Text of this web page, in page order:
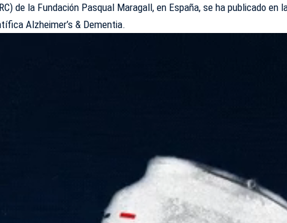
de la Fundación Pasqual Maragall, en España, se ha publicado en
Alzheimer’s & Dementia.